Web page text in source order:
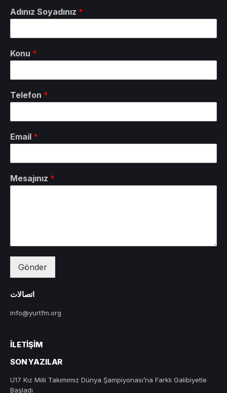
Adınız Soyadınız *
Konu *
Telefon *
Email *
Mesajınız *
Gönder
اتصالات
info@yurtfm.org
İLETIŞIM
SON YAZILAR
U17 Kız Milli Takımımız Dünya Şampiyonası’na Farklı Galibiyetle
Başladı